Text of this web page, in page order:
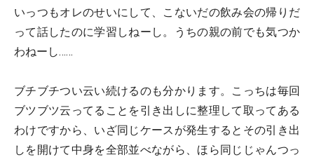
いっつもオレのせいにして、こないだの飲み会の帰りだ
って話したのに学習しねーし。うちの親の前でも気つか
わねーし……
ブチブチつい云い続けるのも分かります。こっちは毎回
ブツブツ云ってることを引き出しに整理して取ってある
わけですから、いざ同じケースが発生するとその引き出
しを開けて中身を全部並べながら、ほら同じじゃんつっ